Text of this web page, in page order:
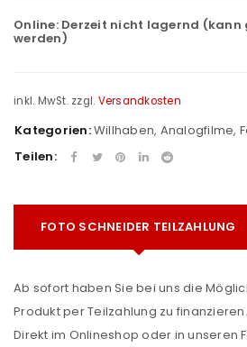
Online: Derzeit nicht lagernd (kann
werden)
inkl. MwSt. zzgl. Versandkosten
Kategorien:Willhaben, Analogfilme,
Teilen:
FOTO SCHNEIDER TEILZAHLUNG
Ab sofort haben Sie bei uns die
Produkt per Teilzahlung zu
Direkt im Onlineshop oder in unseren